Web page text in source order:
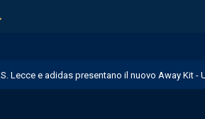
Lecce e adidas presentano il nuovo Away Kit -